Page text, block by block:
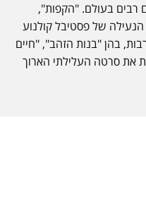
רבים בעולם. "הקפות",
של פסטיבל קולנוע
רבות, בהן "בנות הזהב", "חיים
את סרטה העלילתי הארוך